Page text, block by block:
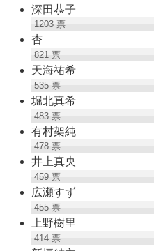
深田恭子
1203票
杏
821票
天海祐希
535票
堀北真希
483票
有村架純
478票
井上真央
459票
広瀬すず
455票
上野樹里
414票